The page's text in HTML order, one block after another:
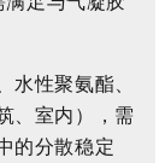
性聚氨酯、
、室内），需
的分散稳定